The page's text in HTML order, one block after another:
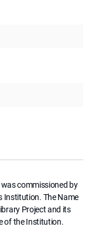
commissioned by
Institution. The Name
Project and its
of the Institution.